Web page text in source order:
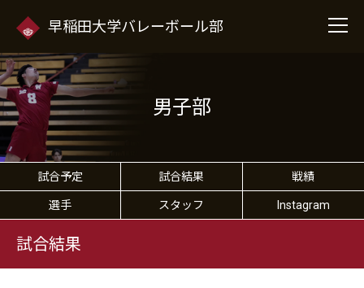
早稲田大学バレーボール部
男子部
試合予定 試合結果 戦績
選手 スタッフ Instagram
試合結果